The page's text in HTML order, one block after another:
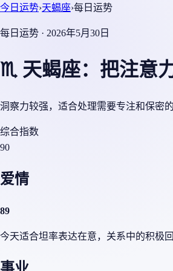
今日运势›天蝎座›每日运势
每日运势 · 2026年5月30日
♏ 天蝎座：把注意
洞察力较强，适合处理需要专注和保密的
综合指数
90
爱情
89
今天适合坦率表达在意，关系中的积极
事业